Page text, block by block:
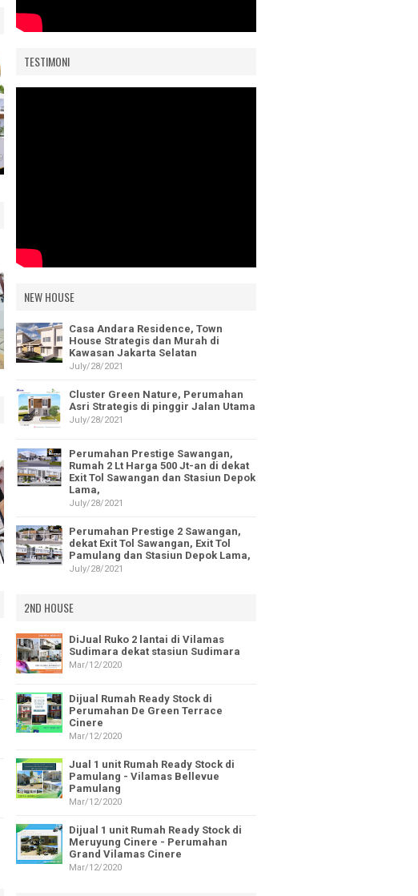
TESTIMONI
NEW HOUSE
Casa Andara Residence, Town
House Strategis dan Murah di
Kawasan Jakarta Selatan
July/28/2021
Cluster Green Nature, Perumahan
Asri Strategis di pinggir Jalan Utama
July/28/2021
Perumahan Prestige Sawangan,
Rumah 2 Lt Harga 500 Jt-an di dekat
Exit Tol Sawangan dan Stasiun Depok
Lama,
July/28/2021
Perumahan Prestige 2 Sawangan,
dekat Exit Tol Sawangan, Exit Tol
Pamulang dan Stasiun Depok Lama,
July/28/2021
2ND HOUSE
DiJual Ruko 2 lantai di Vilamas
Sudimara dekat stasiun Sudimara
Mar/12/2020
Dijual Rumah Ready Stock di
Perumahan De Green Terrace
Cinere
Mar/12/2020
Jual 1 unit Rumah Ready Stock di
Pamulang - Vilamas Bellevue
Pamulang
Mar/12/2020
Dijual 1 unit Rumah Ready Stock di
Meruyung Cinere - Perumahan
Grand Vilamas Cinere
Mar/12/2020